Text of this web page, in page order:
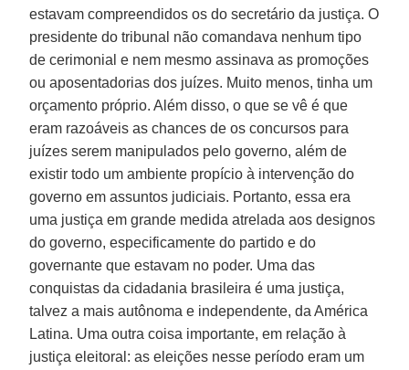
estavam compreendidos os do secretário da justiça. O
presidente do tribunal não comandava nenhum tipo
de cerimonial e nem mesmo assinava as promoções
ou aposentadorias dos juízes. Muito menos, tinha um
orçamento próprio. Além disso, o que se vê é que
eram razoáveis as chances de os concursos para
juízes serem manipulados pelo governo, além de
existir todo um ambiente propício à intervenção do
governo em assuntos judiciais. Portanto, essa era
uma justiça em grande medida atrelada aos designos
do governo, especificamente do partido e do
governante que estavam no poder. Uma das
conquistas da cidadania brasileira é uma justiça,
talvez a mais autônoma e independente, da América
Latina. Uma outra coisa importante, em relação à
justiça eleitoral: as eleições nesse período eram um